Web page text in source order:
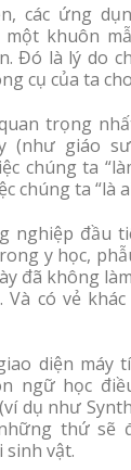
các ứng
một khuôn
Đó là lý do
cụ của ta
trọng
(như giáo
chúng ta
chúng ta “là
nghiệp đầu
y học,
đã không
có vẻ khác
diện máy
ngữ học
dụ như
thứ sẽ
vật.